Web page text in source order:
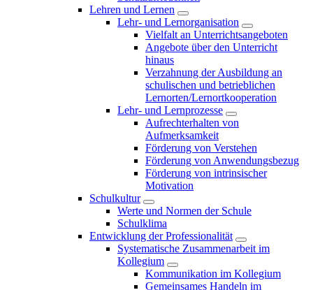
Lehren und Lernen
Lehr- und Lernorganisation
Vielfalt an Unterrichtsangeboten
Angebote über den Unterricht
hinaus
Verzahnung der Ausbildung an
schulischen und betrieblichen
Lernorten/Lernortkooperation
Lehr- und Lernprozesse
Aufrechterhalten von
Aufmerksamkeit
Förderung von Verstehen
Förderung von Anwendungsbezug
Förderung von intrinsischer
Motivation
Schulkultur
Werte und Normen der Schule
Schulklima
Entwicklung der Professionalität
Systematische Zusammenarbeit im
Kollegium
Kommunikation im Kollegium
Gemeinsames Handeln im